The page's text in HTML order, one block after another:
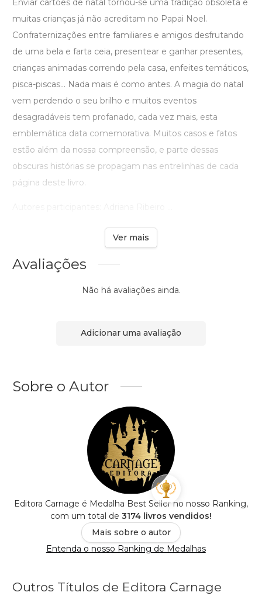
muitas crianças já não acreditam no Papai Noel.
Confraternizações entre familiares e amigos desfrutando
de uma bela e farta ceia, presentear e ganhar presentes,
crianças animadas correndo pela casa, enfeites temáticos,
pisca-piscas... Nada mais é como antes. A magia do natal
vem perdendo o seu brilho e muitos eventos
desagradáveis tem profanado, cada vez mais, esta
emblemática data comemorativa. Muitos casos e fatos
estão além da nossa compreensão, e parte dessas
obscuras histórias se propagam nas entrelinhas de cada
página deste livro.
Ver mais
Avaliações
Não há avaliações ainda.
Adicionar uma avaliação
Sobre o Autor
Editora Carnage é Medalha Best Seller no nosso Ranking,
com um total de 3174 livros vendidos!
Mais sobre o autor
Entenda o nosso Ranking de Medalhas
Outros Títulos de Editora Carnage